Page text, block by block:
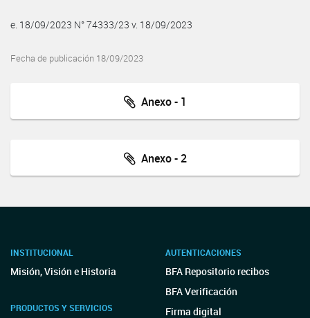
e. 18/09/2023 N° 74333/23 v. 18/09/2023
Fecha de publicación 18/09/2023
Anexo - 1
Anexo - 2
INSTITUCIONAL
Misión, Visión e Historia
PRODUCTOS Y SERVICIOS
AUTENTICACIONES
BFA Repositorio recibos
BFA Verificación
Firma digital